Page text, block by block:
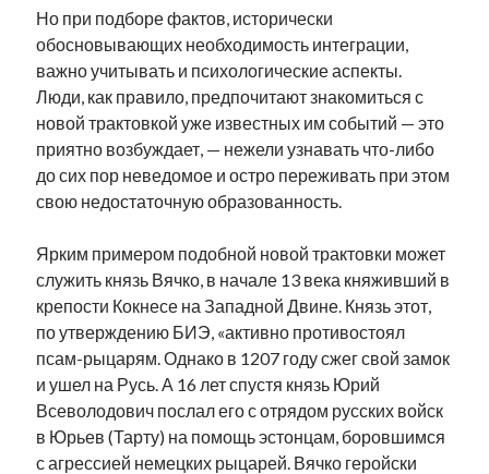
Но при подборе фактов, исторически
обосновывающих необходимость интеграции,
важно учитывать и психологические аспекты.
Люди, как правило, предпочитают знакомиться с
новой трактовкой уже известных им событий — это
приятно возбуждает, — нежели узнавать что-либо
до сих пор неведомое и остро переживать при этом
свою недостаточную образованность.
Ярким примером подобной новой трактовки может
служить князь Вячко, в начале 13 века княживший в
крепости Кокнесе на Западной Двине. Князь этот,
по утверждению БИЭ, «активно противостоял
псам-рыцарям. Однако в 1207 году сжег свой замок
и ушел на Русь. А 16 лет спустя князь Юрий
Всеволодович послал его с отрядом русских войск
в Юрьев (Тарту) на помощь эстонцам, боровшимся
с агрессией немецких рыцарей. Вячко геройски